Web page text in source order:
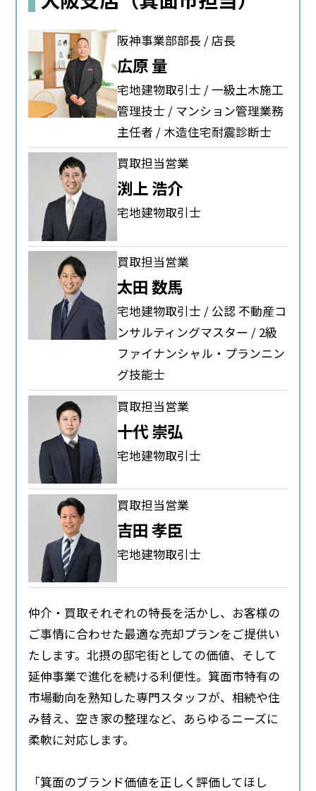
阪神事業部部長 / 店長
広原 量
宅地建物取引士 / 一級土木施工
管理技士 / マンション管理業務
主任者 / 木造住宅耐震診断士
買取担当営業
渕上 浩介
宅地建物取引士
買取担当営業
太田 数馬
宅地建物取引士 / 公認 不動産コ
ンサルティングマスター / 2級
ファイナンシャル・プランニン
グ技能士
買取担当営業
十代 崇弘
宅地建物取引士
買取担当営業
吉田 孝臣
宅地建物取引士
仲介・買取それぞれの特長を活かし、お客様の
ご事情に合わせた最適な売却プランをご提供い
たします。北摂の邸宅街としての価値、そして
延伸事業で進化を続ける利便性。箕面市特有の
市場動向を熟知した専門スタッフが、相続や住
み替え、空き家の整理など、あらゆるニーズに
柔軟に対応します。
「箕面のブランド価値を正しく評価してほし